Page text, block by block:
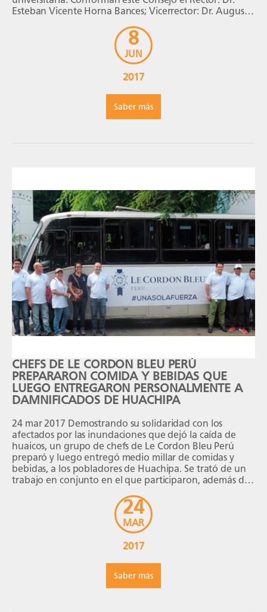
8
JUN
2017
Saber más
Esteban Vicente Horna Bances; Vicerrector: Dr. Augusto
24
MAR
2017
Saber más
CHEFS DE LE CORDON BLEU PERÚ
PREPARARON COMIDA Y BEBIDAS QUE
LUEGO ENTREGARON PERSONALMENTE A
DAMNIFICADOS DE HUACHIPA
24 mar 2017 Demostrando su solidaridad con los
afectados por las inundaciones que dejó la caída de
huaicos, un grupo de chefs de Le Cordon Bleu Perú
preparó y luego entregó medio millar de comidas y
bebidas, a los pobladores de Huachipa. Se trató de un
trabajo en conjunto en el que participaron, además de